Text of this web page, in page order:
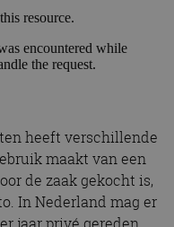
heeft verschillende
maakt van een
de zaak gekocht is,
In Nederland mag er